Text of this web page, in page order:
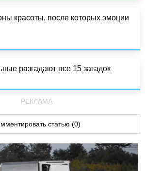
красоты, после которых эмоции
разгадают все 15 загадок
РЕКЛАМА
статью (0)